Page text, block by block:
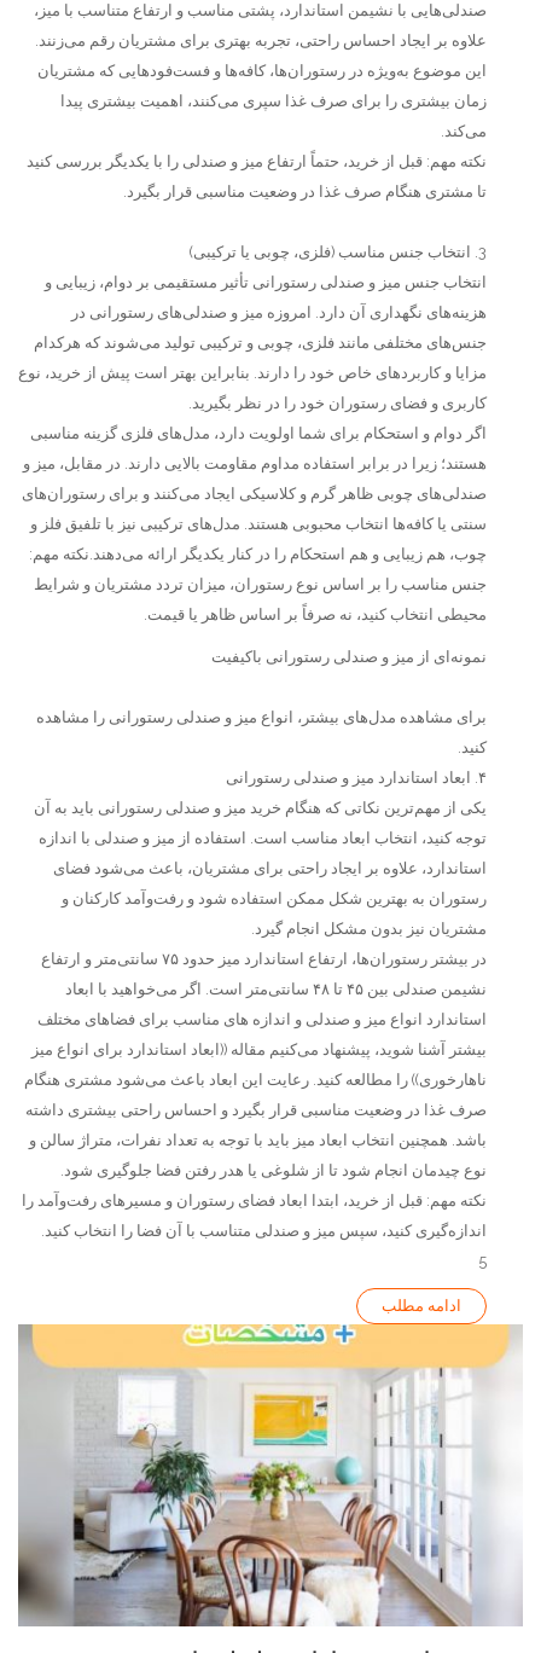
صندلی‌هایی با نشیمن استاندارد، پشتی مناسب و ارتفاع متناسب با میز،
علاوه بر ایجاد احساس راحتی، تجربه بهتری برای مشتریان رقم می‌زنند.
این موضوع به‌ویژه در رستوران‌ها، کافه‌ها و فست‌فودهایی که مشتریان
زمان بیشتری را برای صرف غذا سپری می‌کنند، اهمیت بیشتری پیدا
می‌کند.
نکته مهم: قبل از خرید، حتماً ارتفاع میز و صندلی را با یکدیگر بررسی کنید
تا مشتری هنگام صرف غذا در وضعیت مناسبی قرار بگیرد.
3. انتخاب جنس مناسب (فلزی، چوبی یا ترکیبی)
انتخاب جنس میز و صندلی رستورانی تأثیر مستقیمی بر دوام، زیبایی و
هزینه‌های نگهداری آن دارد. امروزه میز و صندلی‌های رستورانی در
جنس‌های مختلفی مانند فلزی، چوبی و ترکیبی تولید می‌شوند که هرکدام
مزایا و کاربردهای خاص خود را دارند. بنابراین بهتر است پیش از خرید، نوع
کاربری و فضای رستوران خود را در نظر بگیرید.
اگر دوام و استحکام برای شما اولویت دارد، مدل‌های فلزی گزینه مناسبی
هستند؛ زیرا در برابر استفاده مداوم مقاومت بالایی دارند. در مقابل، میز و
صندلی‌های چوبی ظاهر گرم و کلاسیکی ایجاد می‌کنند و برای رستوران‌های
سنتی یا کافه‌ها انتخاب محبوبی هستند. مدل‌های ترکیبی نیز با تلفیق فلز و
چوب، هم زیبایی و هم استحکام را در کنار یکدیگر ارائه می‌دهند.نکته مهم:
جنس مناسب را بر اساس نوع رستوران، میزان تردد مشتریان و شرایط
محیطی انتخاب کنید، نه صرفاً بر اساس ظاهر یا قیمت.
نمونه‌ای از میز و صندلی رستورانی باکیفیت
برای مشاهده مدل‌های بیشتر، انواع میز و صندلی رستورانی را مشاهده
کنید.
۴. ابعاد استاندارد میز و صندلی رستورانی
یکی از مهم‌ترین نکاتی که هنگام خرید میز و صندلی رستورانی باید به آن
توجه کنید، انتخاب ابعاد مناسب است. استفاده از میز و صندلی با اندازه
استاندارد، علاوه بر ایجاد راحتی برای مشتریان، باعث می‌شود فضای
رستوران به بهترین شکل ممکن استفاده شود و رفت‌وآمد کارکنان و
مشتریان نیز بدون مشکل انجام گیرد.
در بیشتر رستوران‌ها، ارتفاع استاندارد میز حدود ۷۵ سانتی‌متر و ارتفاع
نشیمن صندلی بین ۴۵ تا ۴۸ سانتی‌متر است. اگر می‌خواهید با ابعاد
استاندارد انواع میز و صندلی و اندازه های مناسب برای فضاهای مختلف
بیشتر آشنا شوید، پیشنهاد می‌کنیم مقاله ((ابعاد استاندارد برای انواع میز
ناهارخوری)) را مطالعه کنید. رعایت این ابعاد باعث می‌شود مشتری هنگام
صرف غذا در وضعیت مناسبی قرار بگیرد و احساس راحتی بیشتری داشته
باشد. همچنین انتخاب ابعاد میز باید با توجه به تعداد نفرات، متراژ سالن و
نوع چیدمان انجام شود تا از شلوغی یا هدر رفتن فضا جلوگیری شود.
نکته مهم: قبل از خرید، ابتدا ابعاد فضای رستوران و مسیرهای رفت‌وآمد را
اندازه‌گیری کنید، سپس میز و صندلی متناسب با آن فضا را انتخاب کنید.
5
ادامه مطلب